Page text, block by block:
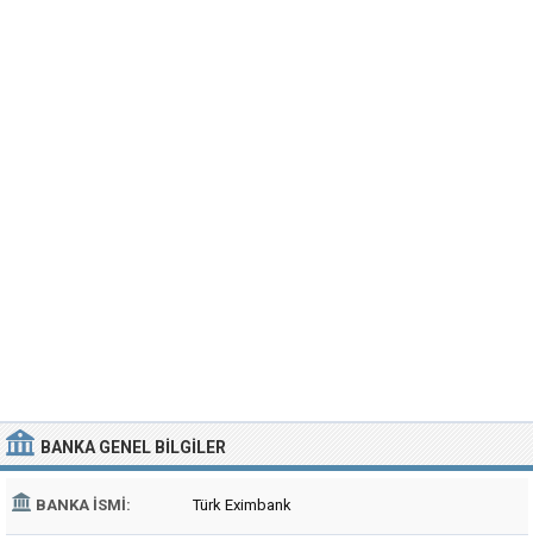
BANKA GENEL BILGILER
BANKA İSMI: Türk Eximbank